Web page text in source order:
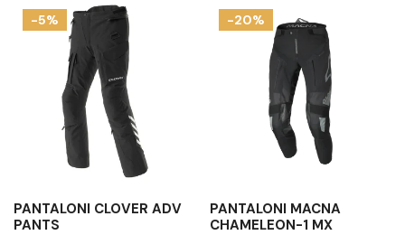
Pantaloni
Clover
-5%
PANTALONI CLOVER ADV
PANTS
Pantaloni
Macna
Chameleon-
-20%
PANTALONI MACNA
CHAMELEON-1 MX